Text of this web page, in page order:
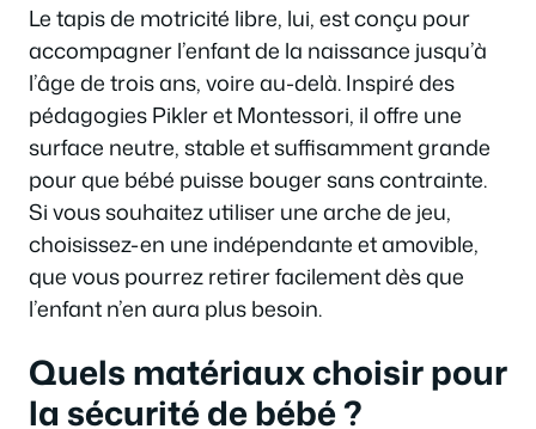
Le tapis de motricité libre, lui, est conçu pour
accompagner l’enfant de la naissance jusqu’à
l’âge de trois ans, voire au-delà. Inspiré des
pédagogies Pikler et Montessori, il offre une
surface neutre, stable et suffisamment grande
pour que bébé puisse bouger sans contrainte.
Si vous souhaitez utiliser une arche de jeu,
choisissez-en une indépendante et amovible,
que vous pourrez retirer facilement dès que
l’enfant n’en aura plus besoin.
Quels matériaux choisir pour
la sécurité de bébé ?